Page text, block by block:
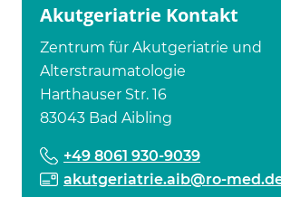
Akutgeriatrie Kontakt
Zentrum für Akutgeriatrie und
Alterstraumatologie
Harthauser Str. 16
83043 Bad Aibling
+49 8061 930-9039
akutgeriatrie.aib@ro-